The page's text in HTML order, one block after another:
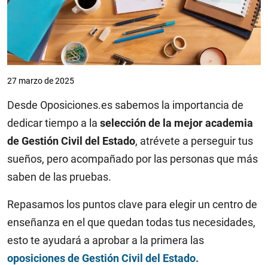
27 marzo de 2025
Desde Oposiciones.es sabemos la importancia de
dedicar tiempo a la selección de la mejor academia
de Gestión Civil del Estado, atrévete a perseguir tus
sueños, pero acompañado por las personas que más
saben de las pruebas.
Repasamos los puntos clave para elegir un centro de
enseñanza en el que quedan todas tus necesidades,
esto te ayudará a aprobar a la primera las
oposiciones de Gestión Civil del Estado.